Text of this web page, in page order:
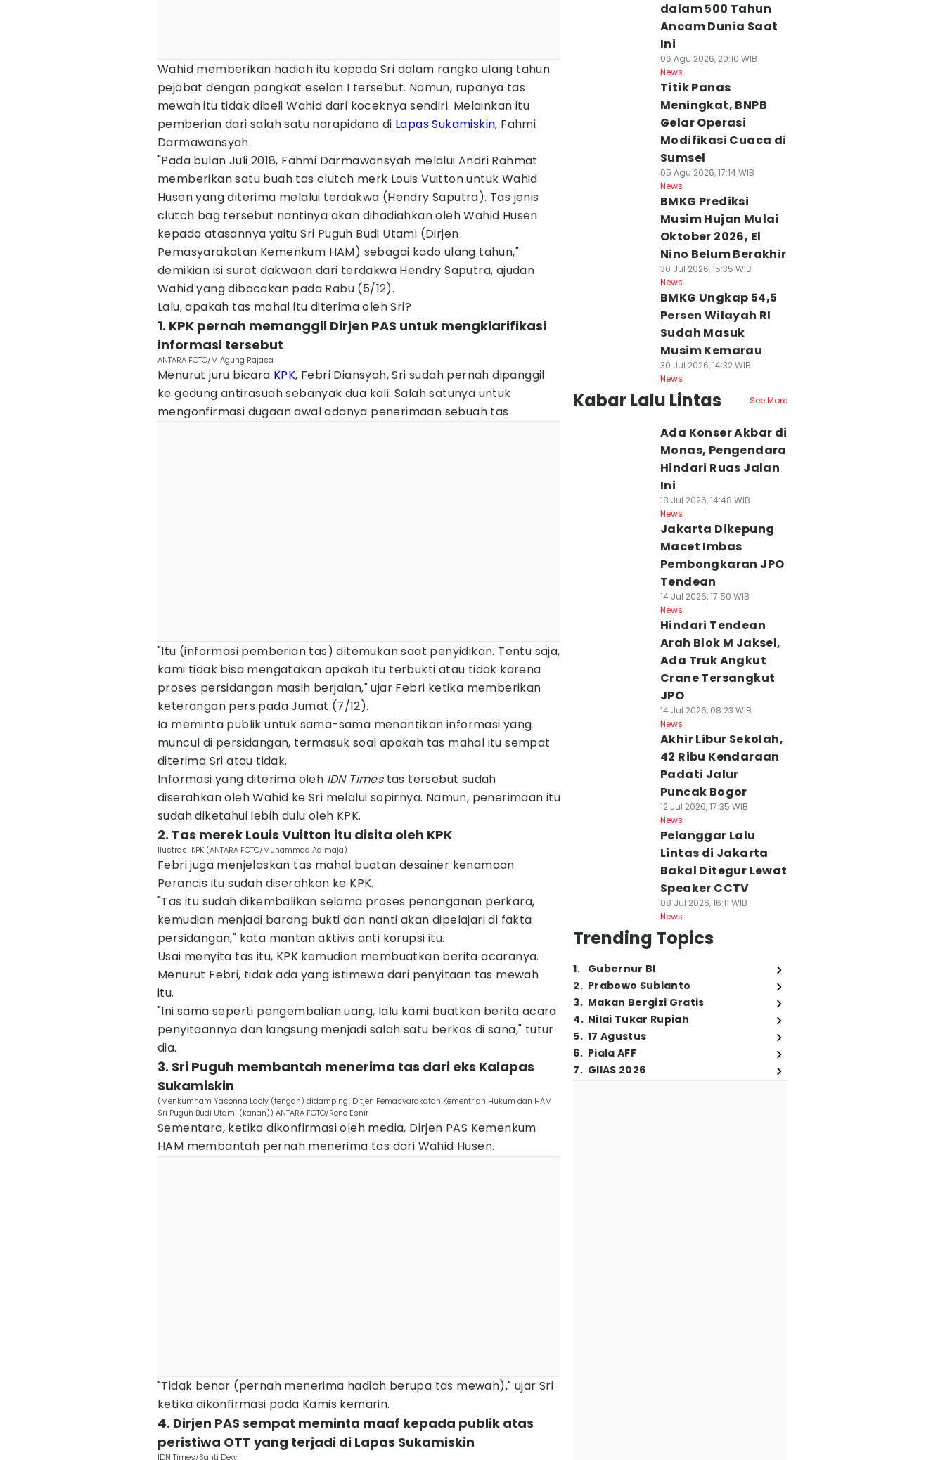
Wahid memberikan hadiah itu kepada Sri dalam rangka ulang tahun
pejabat dengan pangkat eselon I tersebut. Namun, rupanya tas
mewah itu tidak dibeli Wahid dari koceknya sendiri. Melainkan itu
pemberian dari salah satu narapidana di Lapas Sukamiskin, Fahmi
Darmawansyah.
"Pada bulan Juli 2018, Fahmi Darmawansyah melalui Andri Rahmat
memberikan satu buah tas clutch merk Louis Vuitton untuk Wahid
Husen yang diterima melalui terdakwa (Hendry Saputra). Tas jenis
clutch bag tersebut nantinya akan dihadiahkan oleh Wahid Husen
kepada atasannya yaitu Sri Puguh Budi Utami (Dirjen
Pemasyarakatan Kemenkum HAM) sebagai kado ulang tahun,"
demikian isi surat dakwaan dari terdakwa Hendry Saputra, ajudan
Wahid yang dibacakan pada Rabu (5/12).
Lalu, apakah tas mahal itu diterima oleh Sri?
1. KPK pernah memanggil Dirjen PAS untuk mengklarifikasi
informasi tersebut
ANTARA FOTO/M Agung Rajasa
Menurut juru bicara KPK, Febri Diansyah, Sri sudah pernah dipanggil
ke gedung antirasuah sebanyak dua kali. Salah satunya untuk
mengonfirmasi dugaan awal adanya penerimaan sebuah tas.
"Itu (informasi pemberian tas) ditemukan saat penyidikan. Tentu saja,
kami tidak bisa mengatakan apakah itu terbukti atau tidak karena
proses persidangan masih berjalan," ujar Febri ketika memberikan
keterangan pers pada Jumat (7/12).
Ia meminta publik untuk sama-sama menantikan informasi yang
muncul di persidangan, termasuk soal apakah tas mahal itu sempat
diterima Sri atau tidak.
Informasi yang diterima oleh IDN Timestas tersebut sudah
diserahkan oleh Wahid ke Sri melalui sopirnya. Namun, penerimaan itu
sudah diketahui lebih dulu oleh KPK.
2. Tas merek Louis Vuitton itu disita oleh KPK
Ilustrasi KPK (ANTARA FOTO/Muhammad Adimaja)
Febri juga menjelaskan tas mahal buatan desainer kenamaan
Perancis itu sudah diserahkan ke KPK.
"Tas itu sudah dikembalikan selama proses penanganan perkara,
kemudian menjadi barang bukti dan nanti akan dipelajari di fakta
persidangan," kata mantan aktivis anti korupsi itu.
Usai menyita tas itu, KPK kemudian membuatkan berita acaranya.
Menurut Febri, tidak ada yang istimewa dari penyitaan tas mewah
itu.
"Ini sama seperti pengembalian uang, lalu kami buatkan berita acara
penyitaannya dan langsung menjadi salah satu berkas di sana," tutur
dia.
3. Sri Puguh membantah menerima tas dari eks Kalapas
Sukamiskin
(Menkumham Yasonna Laoly (tengah) didampingi Ditjen Pemasyarakatan Kementrian Hukum dan HAM
Sri Puguh Budi Utami (kanan)) ANTARA FOTO/Reno Esnir
Sementara, ketika dikonfirmasi oleh media, Dirjen PAS Kemenkum
HAM membantah pernah menerima tas dari Wahid Husen.
"Tidak benar (pernah menerima hadiah berupa tas mewah)," ujar Sri
ketika dikonfirmasi pada Kamis kemarin.
4. Dirjen PAS sempat meminta maaf kepada publik atas
peristiwa OTT yang terjadi di Lapas Sukamiskin
IDN Times/Santi Dewi
dalam 500 Tahun
Ancam Dunia Saat
Ini
06 Agu 2026, 20:10 WIB
News
Titik Panas
Meningkat, BNPB
Gelar Operasi
Modifikasi Cuaca di
Sumsel
05 Agu 2026, 17:14 WIB
News
BMKG Prediksi
Musim Hujan Mulai
Oktober 2026, El
Nino Belum Berakhir
30 Jul 2026, 15:35 WIB
News
BMKG Ungkap 54,5
Persen Wilayah RI
Sudah Masuk
Musim Kemarau
30 Jul 2026, 14:32 WIB
News
Kabar Lalu Lintas See More
Ada Konser Akbar di
Monas, Pengendara
Hindari Ruas Jalan
Ini
18 Jul 2026, 14:48 WIB
News
Jakarta Dikepung
Macet Imbas
Pembongkaran JPO
Tendean
14 Jul 2026, 17:50 WIB
News
Hindari Tendean
Arah Blok M Jaksel,
Ada Truk Angkut
Crane Tersangkut
JPO
14 Jul 2026, 08:23 WIB
News
Akhir Libur Sekolah,
42 Ribu Kendaraan
Padati Jalur
Puncak Bogor
12 Jul 2026, 17:35 WIB
News
Pelanggar Lalu
Lintas di Jakarta
Bakal Ditegur Lewat
Speaker CCTV
08 Jul 2026, 16:11 WIB
News
Trending Topics
1. Gubernur BI
2. Prabowo Subianto
3. Makan Bergizi Gratis
4. Nilai Tukar Rupiah
5. 17 Agustus
6. Piala AFF
7. GIIAS 2026